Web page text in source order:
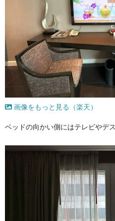
画像をもっと見る（楽天）
ベッドの向かい側にはテレビやデ